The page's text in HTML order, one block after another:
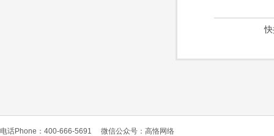
电话Phone：400-666-5691 微信公众号：高恪网络